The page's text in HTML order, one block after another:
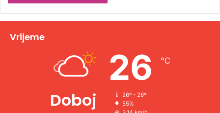
t
vVrijeme
Doboj
26 ℃
26º - 26º
55%